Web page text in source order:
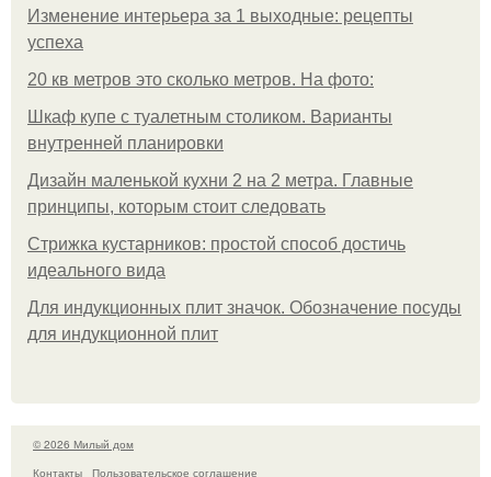
Изменение интерьера за 1 выходные: рецепты
успеха
20 кв метров это сколько метров. На фото:
Шкаф купе с туалетным столиком. Варианты
внутренней планировки
Дизайн маленькой кухни 2 на 2 метра. Главные
принципы, которым стоит следовать
Стрижка кустарников: простой способ достичь
идеального вида
Для индукционных плит значок. Обозначение посуды
для индукционной плит
© 2026 Милый дом
Контакты
Пользовательское соглашение